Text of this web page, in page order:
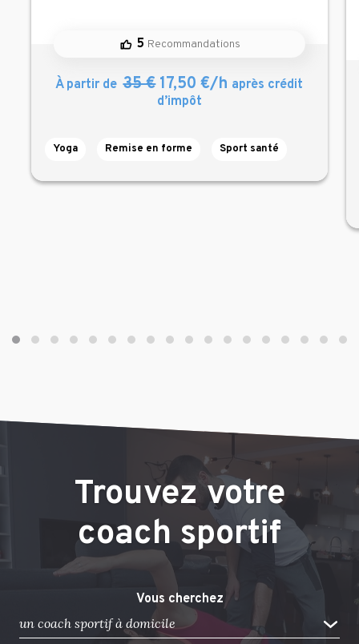
5 Recommandations
À partir de 35 €17,50 €/h après crédit
d’impôt
Yoga Remise en forme Sport santé
Trouvez votre
coach sportif
Vous cherchez
un coach sportif à domicile